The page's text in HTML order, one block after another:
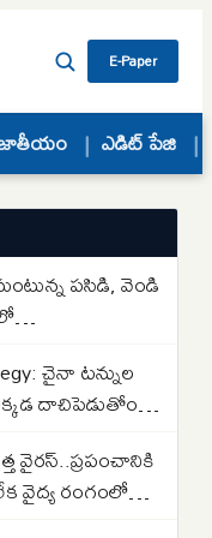
E-Paper
ఎడిట్ పేజి
పసిడి, వెండి
చైనా టన్నుల
దాచిపెడుతోందో
వైరస్‌..ప్రపంచానికి
వైద్య రంగంలో